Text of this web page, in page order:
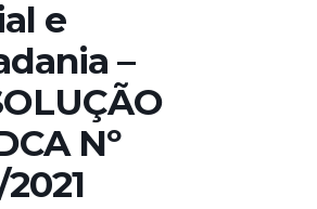
e
–
Nº